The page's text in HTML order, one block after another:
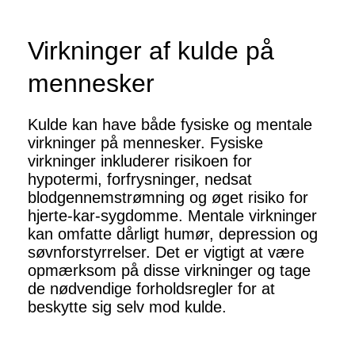
Virkninger af kulde på
mennesker
Kulde kan have både fysiske og mentale
virkninger på mennesker. Fysiske
virkninger inkluderer risikoen for
hypotermi, forfrysninger, nedsat
blodgennemstrømning og øget risiko for
hjerte-kar-sygdomme. Mentale virkninger
kan omfatte dårligt humør, depression og
søvnforstyrrelser. Det er vigtigt at være
opmærksom på disse virkninger og tage
de nødvendige forholdsregler for at
beskytte sig selv mod kulde.